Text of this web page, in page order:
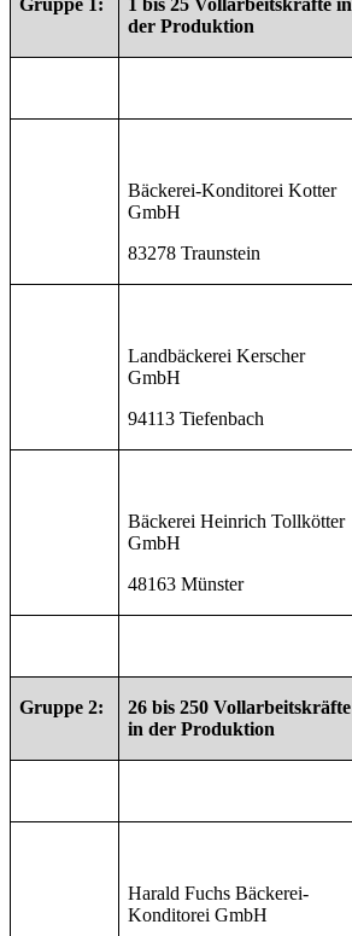
Gruppe 1: 1 bis 25 Vollarbeitskräftein
der Produktion
Bäckerei-Konditorei Kotter
GmbH
83278 Traunstein
Landbäckerei Kerscher
GmbH
94113 Tiefenbach
Bäckerei Heinrich Tollkötter
GmbH
48163 Münster
Gruppe 2:
26 bis 250 Vollarbeitskräfte
in der Produktion
Harald Fuchs Bäckerei-
Konditorei GmbH